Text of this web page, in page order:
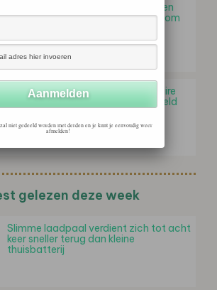
Elise Draijer (Stimular): “Waar liggen
kansen voor horecagroothandels om
Marijke Hegger (Stimular): 'Circulaire
kansen voor de horecaketen in beeld
gebracht'
gelezen deze week
Slimme laadpaal verdient zich tot acht
keer sneller terug dan kleine
thuisbatterij
niet gedeeld worden met derden en je kunt je eenvoudig weer
afmelden!